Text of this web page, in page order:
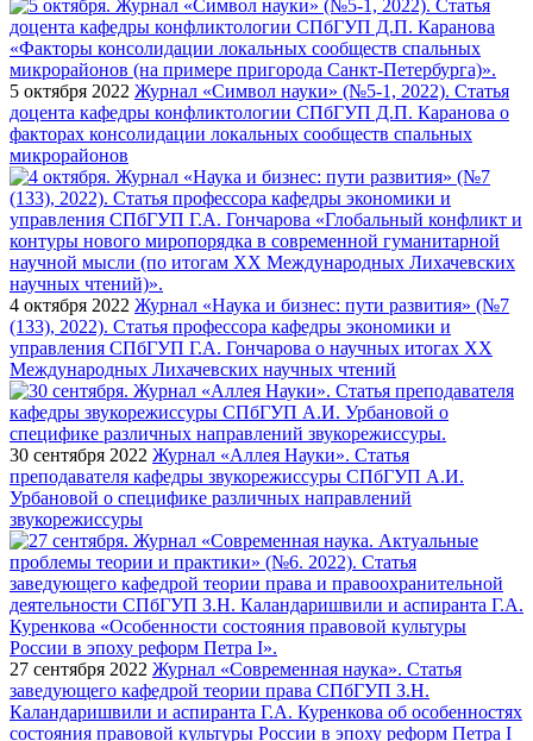
5 октября 2022 Журнал «Символ науки» (№5-1, 2022). Статья
доцента кафедры конфликтологии СПбГУП Д.П. Каранова о
факторах консолидации локальных сообществ спальных
микрорайонов
4 октября 2022 Журнал «Наука и бизнес: пути развития» (№7
(133), 2022). Статья профессора кафедры экономики и
управления СПбГУП Г.А. Гончарова о научных итогах XX
Международных Лихачевских научных чтений
30 сентября 2022 Журнал «Аллея Науки». Статья
преподавателя кафедры звукорежиссуры СПбГУП А.И.
Урбановой о специфике различных направлений
звукорежиссуры
27 сентября 2022 Журнал «Современная наука». Статья
заведующего кафедрой теории права СПбГУП З.Н.
Каландаришвили и аспиранта Г.А. Куренкова об особенностях
состояния правовой культуры России в эпоху реформ Петра I